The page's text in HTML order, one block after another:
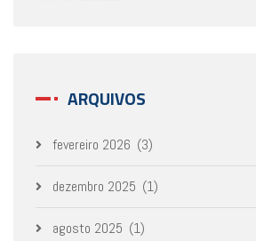
ARQUIVOS
fevereiro 2026 (3)
dezembro 2025 (1)
agosto 2025 (1)